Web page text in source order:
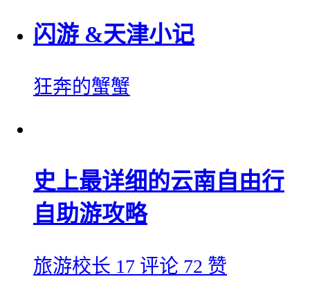
闪游 &天津小记
狂奔的蟹蟹
史上最详细的云南自由行
自助游攻略
旅游校长 17 评论 72 赞